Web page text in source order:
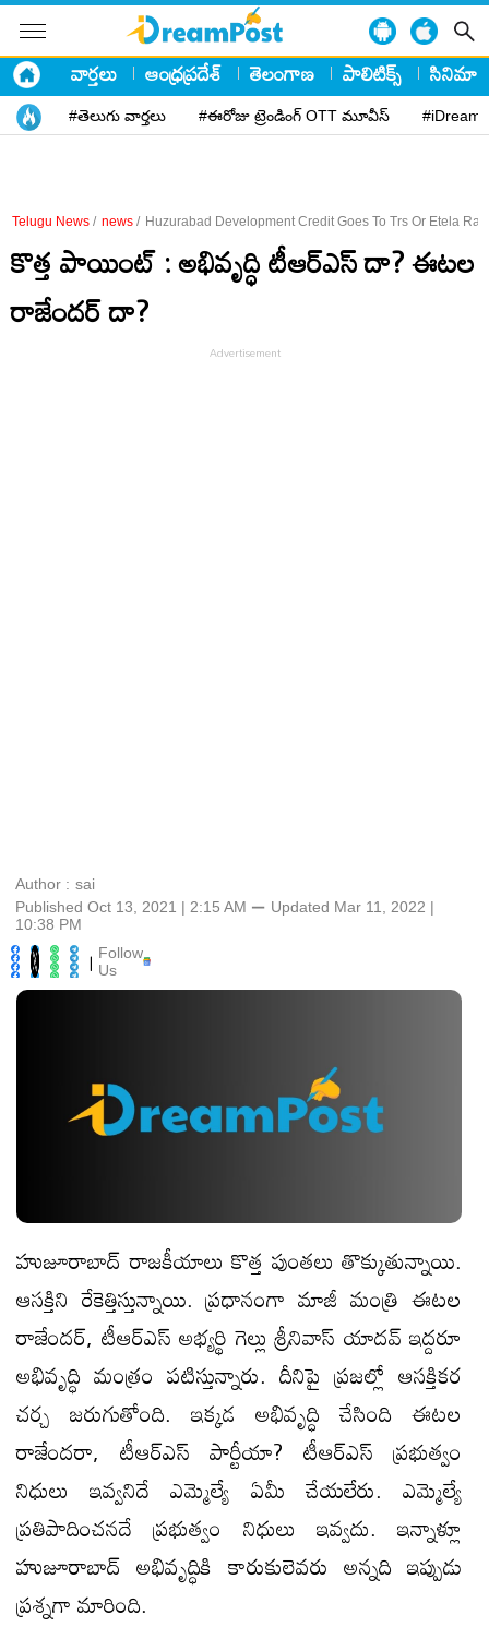
వార్తలు ఆంధ్రప్రదేశ్ తెలంగాణ పాలిటిక్స్ సినిమా
#తెలుగు వార్తలు #ఈరోజు ట్రెండింగ్ OTT మూవీస్
Telugu News / news / Huzurabad Development Credit Goes To Trs Or Etela
కొత్త పాయింట్ : అభివృద్ధి టీఆర్ఎస్ దా? ఈట‌ల
రాజేంద‌ర్ దా?
Author : sai
Published Oct 13, 2021 | 2:15 AM ⚊ Updated Mar 11, 2022 |
10:38 PM
| Follow
Us
హుజూరాబాద్ రాజ‌కీయాలు కొత్త పుంత‌లు తొక్కుతున్నాయి.
ఆస‌క్తిని రేకెత్తిస్తున్నాయి. ప్ర‌ధానంగా మాజీ మంత్రి ఈట‌ల
రాజేంద‌ర్, టీఆర్ఎస్ అభ్య‌ర్థి గెల్లు శ్రీ‌నివాస్ యాద‌వ్ ఇద్ద‌రూ
అభివృద్ధి మంత్రం ప‌టిస్తున్నారు. దీనిపై ప్ర‌జ‌ల్లో ఆస‌క్తిక‌ర
చ‌ర్చ జ‌రుగుతోంది. ఇక్క‌డ అభివృద్ధి చేసింది ఈట‌ల
రాజేంద‌రా, టీఆర్ఎస్ పార్టీయా? టీఆర్ఎస్ ప్ర‌భుత్వం
నిధులు ఇవ్వ‌నిదే ఎమ్మెల్యే ఏమీ చేయ‌లేరు. ఎమ్మెల్యే
ప్ర‌తిపాదించ‌న‌దే ప్ర‌భుత్వం నిధులు ఇవ్వ‌దు. ఇన్నాళ్లూ
హుజూరాబాద్ అభివృద్ధికి కారుకులెవ‌రు అన్న‌ది ఇప్పుడు
ప్ర‌శ్నగా మారింది.